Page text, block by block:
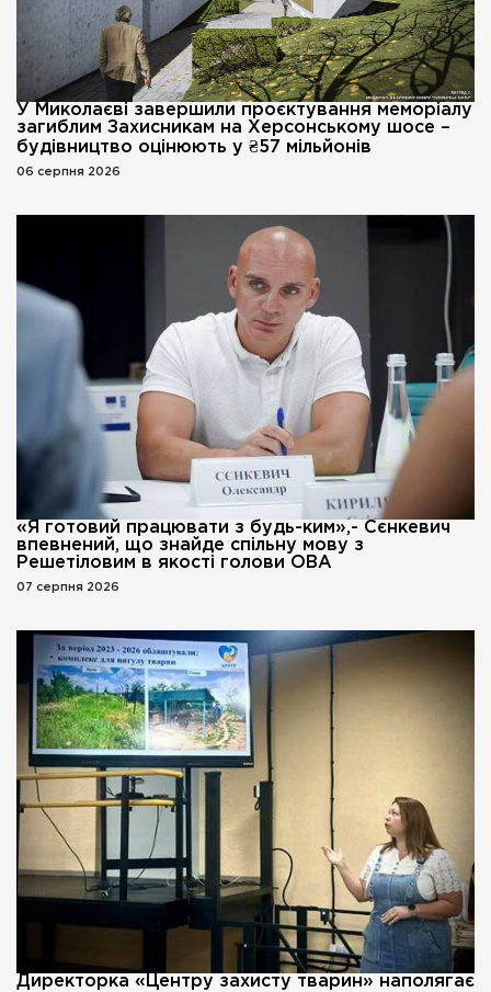
У Миколаєві завершили проєктування меморіалу
загиблим Захисникам на Херсонському шосе –
будівництво оцінюють у ₴57 мільйонів
06 серпня 2026
«Я готовий працювати з будь-ким»,- Сєнкевич
впевнений, що знайде спільну мову з
Решетіловим в якості голови ОВА
07 серпня 2026
Директорка «Центру захисту тварин» наполягає